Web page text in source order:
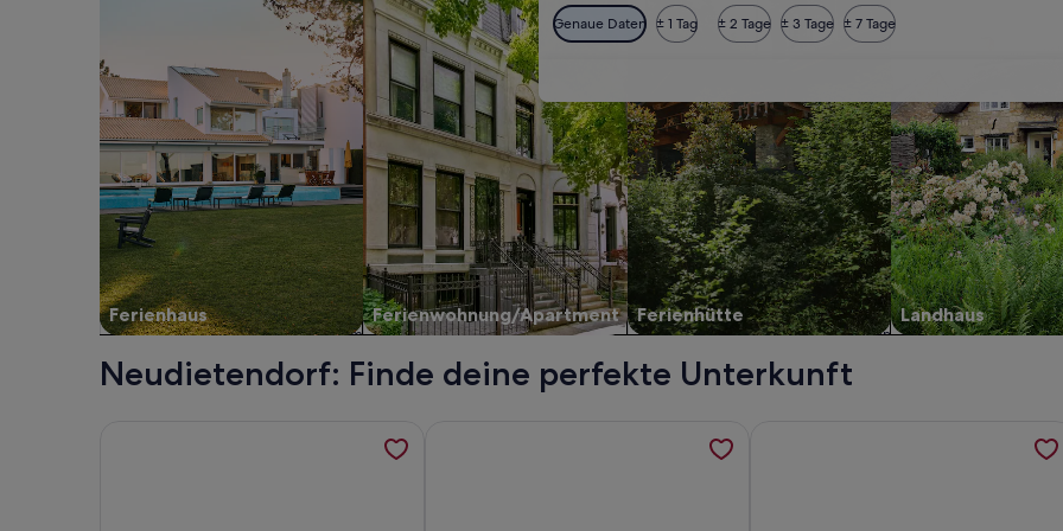
Genaue Daten ± 1 Tag ± 2 Tage ± 3 Tage ± 7 Tage
Ferienhaus Ferienwohnung/Apartment Ferienhütte Landhaus
Neudietendorf: Finde deine perfekte Unterkunft